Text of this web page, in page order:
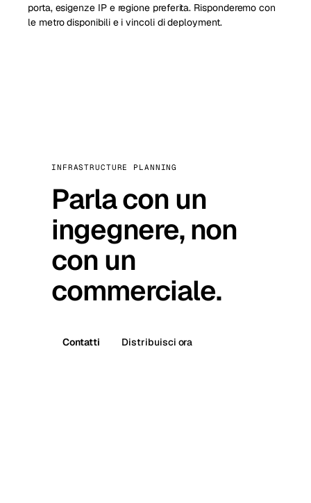
porta, esigenze IP e regione preferita. Risponderemo con
le metro disponibili e i vincoli di deployment.
INFRASTRUCTURE PLANNING
Parla con un
ingegnere, non
con un
commerciale.
Contatti Distribuisci ora